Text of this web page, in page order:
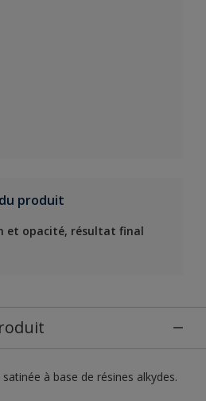
produit
et opacité, résultat final
à base de résines alkydes.